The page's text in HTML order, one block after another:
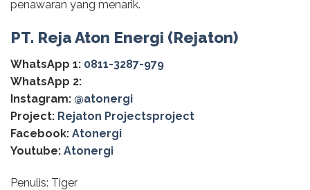
penawaran yang menarik.
PT. Reja Aton Energi (Rejaton)
WhatsApp 1: 0811-3287-979
WhatsApp 2:
Instagram: @‌atonergi
Project: Rejaton Projectsproject
Facebook: Atonergi
Youtube: Atonergi
Penulis: Tiger